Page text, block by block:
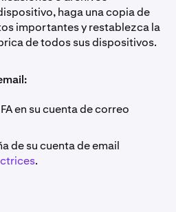
haga una copia de
importantes y restablezca la
de todos sus dispositivos.
en su cuenta de correo
de su cuenta de email
.